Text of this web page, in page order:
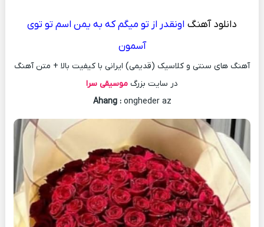
دانلود آهنگ اونقدر از تو میگم که به یمن اسم تو توی
آسمون
آهنگ های سنتی و کلاسیک (قدیمی) ایرانی با کیفیت بالا + متن آهنگ
در سایت بزرگ موسیقی سرا
Ahang :ongheder az